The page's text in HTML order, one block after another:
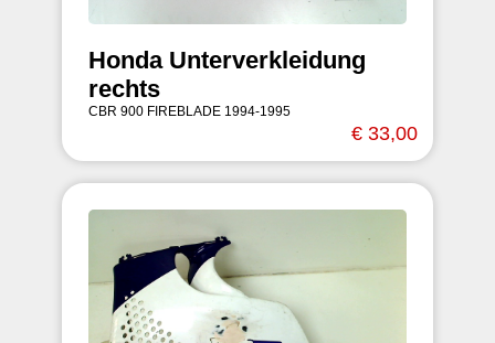
Honda Unterverkleidung
rechts
CBR 900 FIREBLADE 1994-1995
€ 33,00